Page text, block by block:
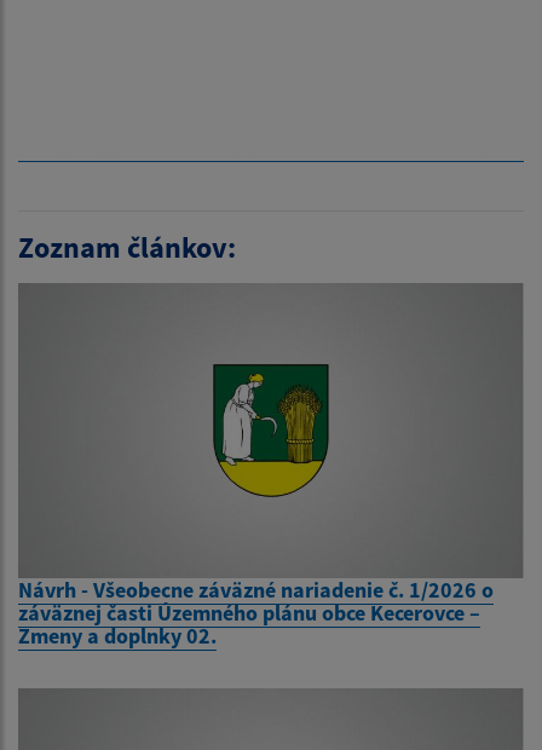
Zoznam článkov:
Návrh - Všeobecne záväzné nariadenie č. 1/2026 o
záväznej časti Územného plánu obce Kecerovce –
Zmeny a doplnky 02.